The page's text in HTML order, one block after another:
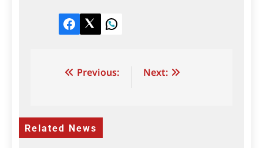
Facebook
TwitterLinkedIn
Post Previous: Next:
Related News